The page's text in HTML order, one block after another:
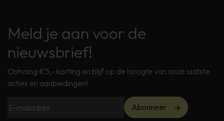
Meld je aan voor de
nieuwsbrief!
Ontvang €5,- korting en blijf op de hoogte van onze laatste
acties en aanbiedingen!
Abonneer